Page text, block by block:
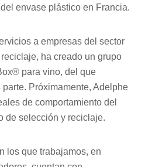
envase plástico en Francia.
a empresas del sector
ha creado un grupo
para vino, del que
Próximamente, Adelphe
de comportamiento del
de selección y reciclaje.
los que trabajamos, en